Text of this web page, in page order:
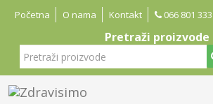
Početna O nama Kontakt 066 801
Pretraži proizvode